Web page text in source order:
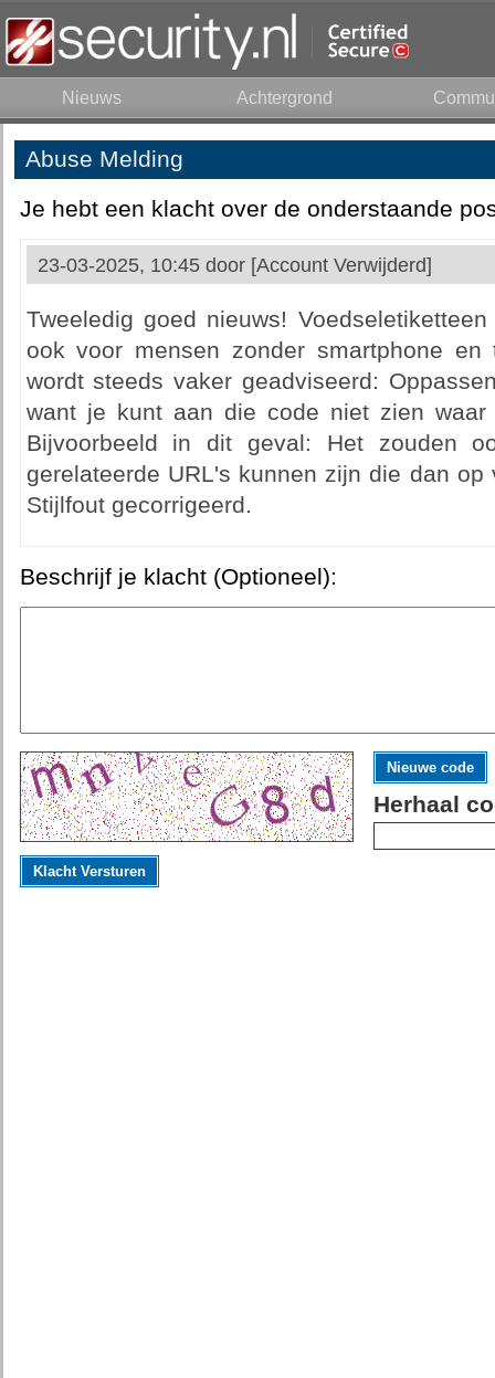
Nieuws Achtergrond
Abuse Melding
Je hebt een klacht over de onderstaande
23-03-2025, 10:45 door [Account Verwijderd]
Tweeledig goed nieuws!
ook voor mensen zonder smartphone
wordt steeds vaker geadviseerd:
want je kunt aan die code niet zien waar
Bijvoorbeeld in dit geval: Het zouden
gerelateerde URL's kunnen zijn die dan
Stijlfout gecorrigeerd.
Beschrijf je klacht (Optioneel):
Nieuwe code
Herhaal
Klacht Versturen